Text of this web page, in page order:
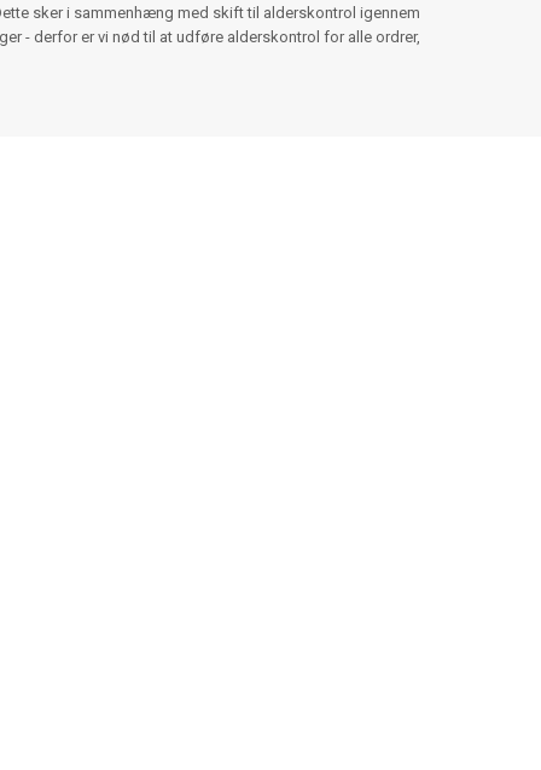
sker i sammenhæng med skift til alderskontrol igennem
- derfor er vi nød til at udføre alderskontrol for alle ordrer,